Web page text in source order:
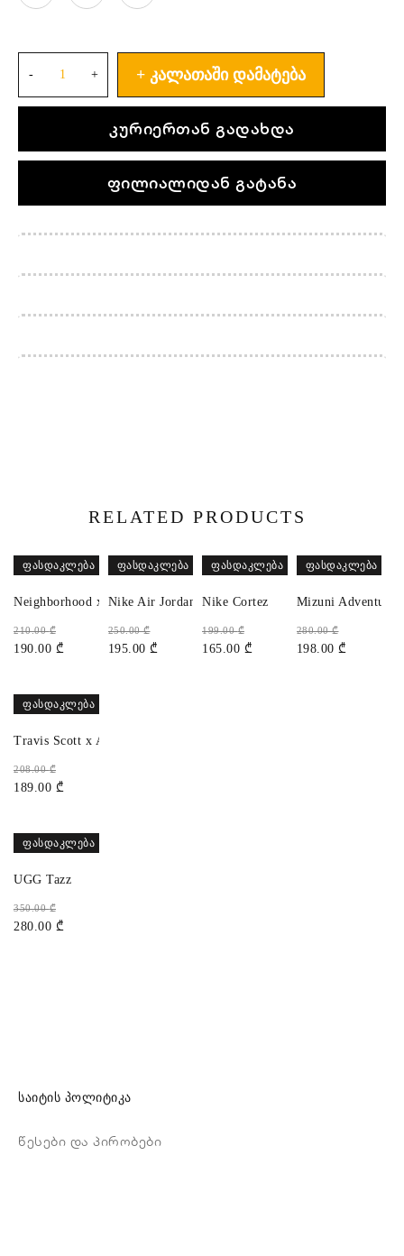
ᲙᲐᲚᲐᲗᲐᲨᲘ ᲓᲐᲛᲐᲢᲔᲑᲐ
კურიერთან გადახდა
ფილიალიდან გატანა
RELATED PRODUCTS
ᲤᲐᲡᲓᲐᲙᲚᲔᲑᲐ
Neighborhood x Adidas Superstar
210.00₾
190.00 ₾
ᲤᲐᲡᲓᲐᲙᲚᲔᲑᲐ
Nike Air Jordan 1 High 85
250.00₾
195.00 ₾
ᲤᲐᲡᲓᲐᲙᲚᲔᲑᲐ
Nike Cortez
199.00₾
165.00 ₾
ᲤᲐᲡᲓᲐᲙᲚᲔᲑᲐ
Mizuni Adventure
280.00₾
198.00 ₾
ᲤᲐᲡᲓᲐᲙᲚᲔᲑᲐ
Travis Scott x Air Jordan 1 Low OG
208.00₾
189.00 ₾
ᲤᲐᲡᲓᲐᲙᲚᲔᲑᲐ
UGG Tazz
350.00₾
280.00 ₾
საიტის პოლიტიკა
წესები და პირობები